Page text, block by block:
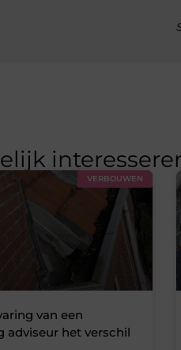
VERBOUWEN
van een
adviseur het verschil